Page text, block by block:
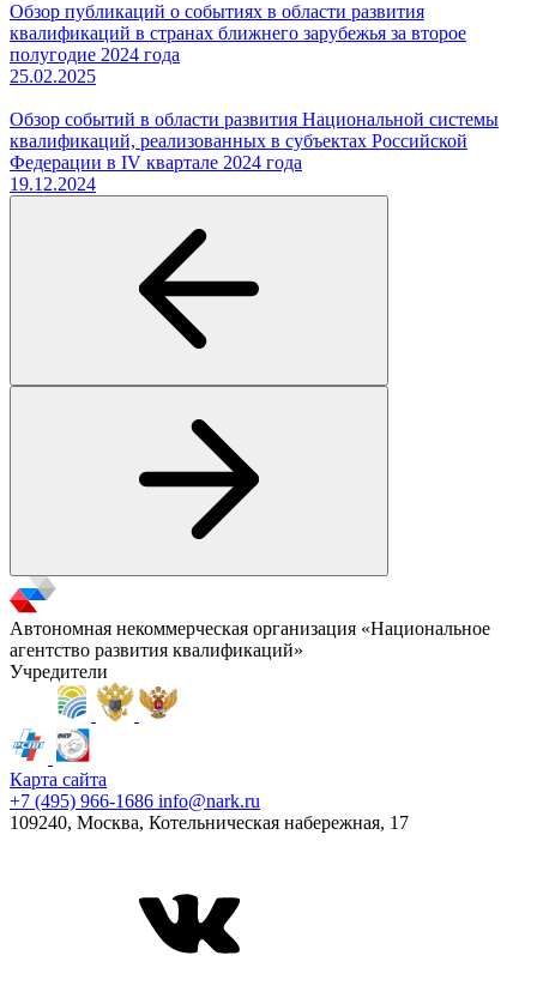
Обзор публикаций о событиях в области развития
квалификаций в странах ближнего зарубежья за второе
полугодие 2024 года
25.02.2025
Обзор событий в области развития Национальной системы
квалификаций, реализованных в субъектах Российской
Федерации в IV квартале 2024 года
19.12.2024
Автономная некоммерческая организация «Национальное
агентство развития квалификаций»
Учредители
Карта сайта
+7 (495) 966-1686 info@nark.ru
109240, Москва, Котельническая набережная, 17